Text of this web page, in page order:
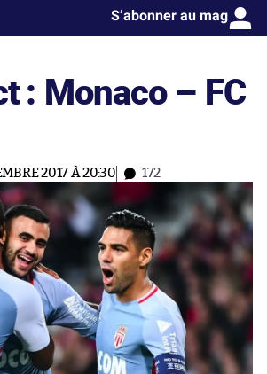
S’abonner au mag
: Monaco – FC
2017 À 20:30 172